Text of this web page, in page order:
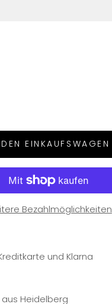
EINKAUFSWAGEN
Bezahlmöglichkeiten
und Klarna
Heidelberg